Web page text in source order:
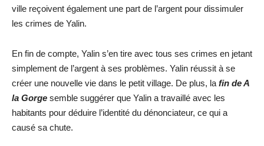
ville reçoivent également une part de l’argent pour dissimuler
les crimes de Yalin.
En fin de compte, Yalin s’en tire avec tous ses crimes en jetant
simplement de l’argent à ses problèmes. Yalin réussit à se
créer une nouvelle vie dans le petit village. De plus, la fin de A
la Gorge semble suggérer que Yalin a travaillé avec les
habitants pour déduire l’identité du dénonciateur, ce qui a
causé sa chute.